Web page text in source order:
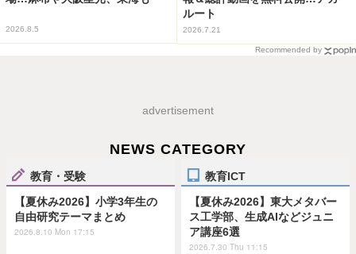
2026.8.5
ルート
2026.7.21
Recommended by
advertisement
NEWS CATEGORY
教育・受験
【夏休み2026】小学3年生の
自由研究テーマまとめ
2026.8.10 Mon 17:15
教育ICT
【夏休み2026】東大メタバー
ス工学部、生成AIなどジュニ
ア講座6選
2026.7.30 Thu 11:15